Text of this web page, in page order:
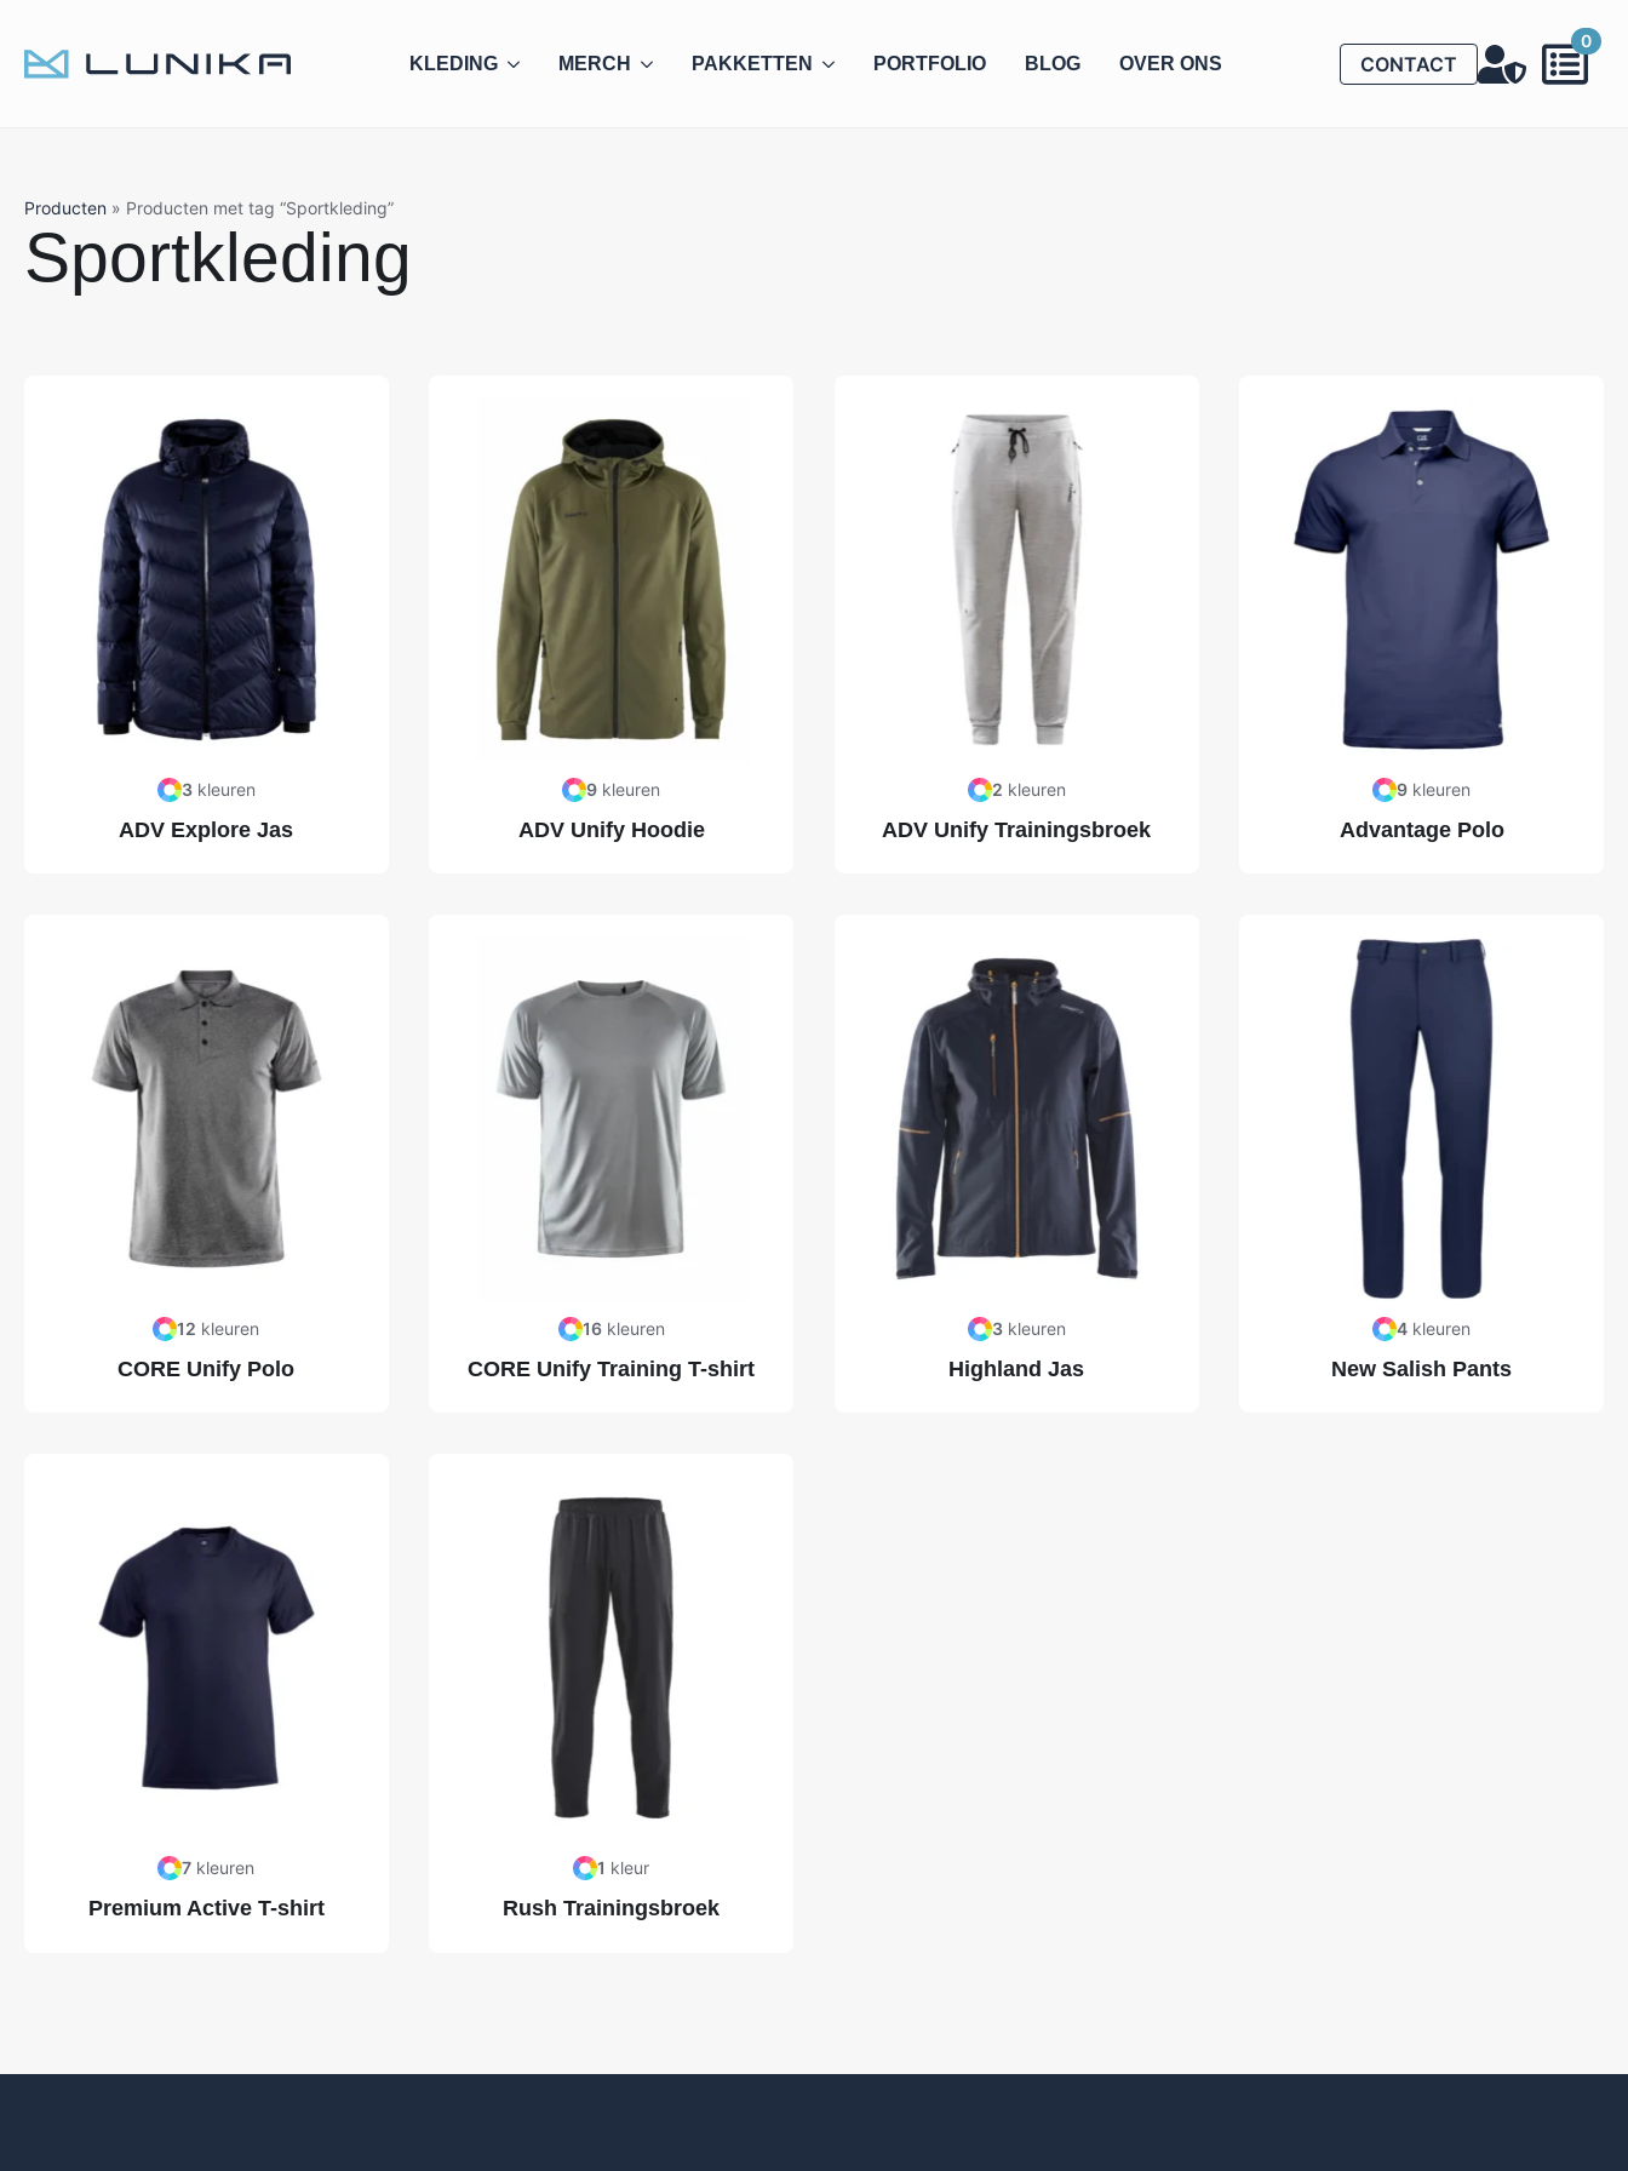
KLEDING MERCH PAKKETTEN PORTFOLIO BLOG OVER ONS CONTACT
0
Producten » Producten met tag “Sportkleding”
Sportkleding
3kleuren
ADV Explore Jas
9 kleuren
ADV Unify Hoodie
2 kleuren
ADV Unify Trainingsbroek
9 kleuren
Advantage Polo
12 kleuren
CORE Unify Polo
16kleuren
CORE Unify Training T-shirt
3kleuren
Highland Jas
4 kleuren
New Salish Pants
7 kleuren
Premium Active T-shirt
1 kleur
Rush Trainingsbroek